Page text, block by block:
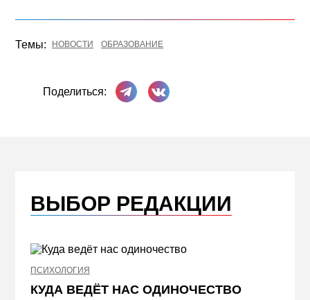
Темы: НОВОСТИ ОБРАЗОВАНИЕ
Поделиться:
Поделиться в Телеграме
Поделиться ВКонтакте
ВЫБОР РЕДАКЦИИ
ПСИХОЛОГИЯ
КУДА ВЕДЁТ НАС ОДИНОЧЕСТВО